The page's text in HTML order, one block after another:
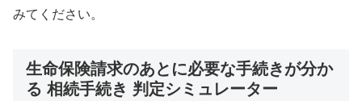
みてください。
生命保険請求のあとに必要な手続きが分か
る 相続手続き 判定シミュレーター